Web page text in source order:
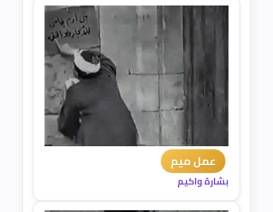
عمل ميم
بشارة واكيم